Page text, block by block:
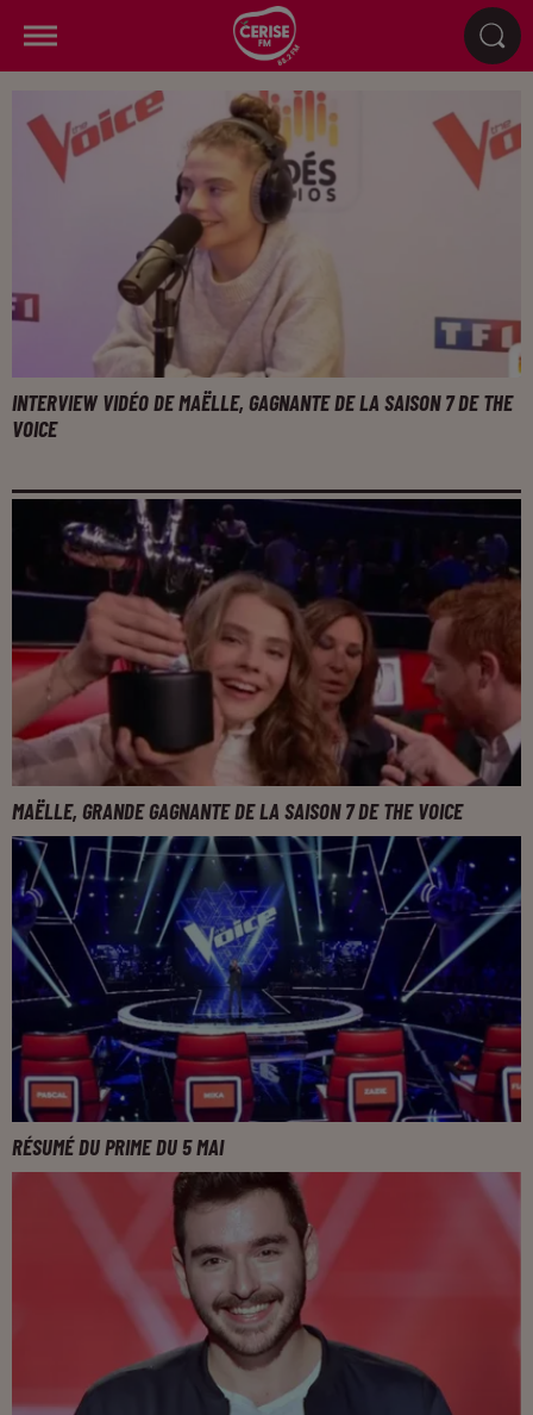
INTERVIEW VIDÉO DE MAËLLE, GAGNANTE DE LA SAISON 7 DE THE
VOICE
MAËLLE, GRANDE GAGNANTE DE LA SAISON 7 DE THE VOICE
RÉSUMÉ DU PRIME DU 5 MAI